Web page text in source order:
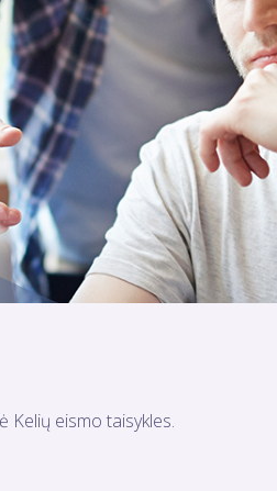
Kelių eismo taisykles.